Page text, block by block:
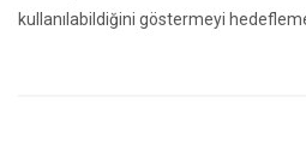
kullanılabildiğini göstermeyi